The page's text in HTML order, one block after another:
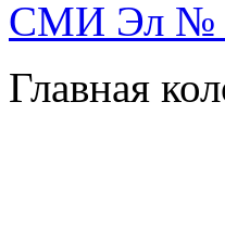
СМИ Эл №
Главная